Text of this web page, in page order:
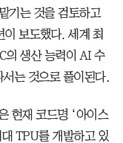
기는 것을 검토하고
보도했다. 세계 최
의 생산 능력이 AI 수
는 것으로 풀이된다.
현재 코드명 ‘아이스
TPU를 개발하고 있